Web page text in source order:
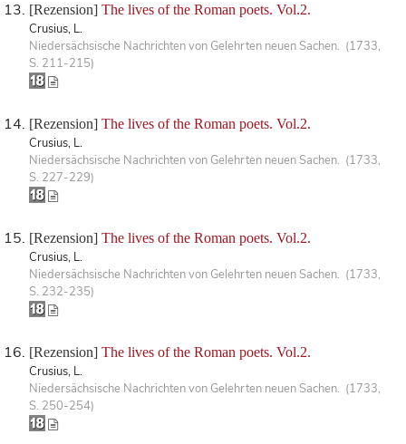
[Rezension] The lives of the Roman poets. Vol.2.
Crusius, L.
Niedersächsische Nachrichten von Gelehrten neuen Sachen. (1733,
S. 211-215)
[Rezension] The lives of the Roman poets. Vol.2.
Crusius, L.
Niedersächsische Nachrichten von Gelehrten neuen Sachen. (1733,
S. 227-229)
[Rezension] The lives of the Roman poets. Vol.2.
Crusius, L.
Niedersächsische Nachrichten von Gelehrten neuen Sachen. (1733,
S. 232-235)
[Rezension] The lives of the Roman poets. Vol.2.
Crusius, L.
Niedersächsische Nachrichten von Gelehrten neuen Sachen. (1733,
S. 250-254)